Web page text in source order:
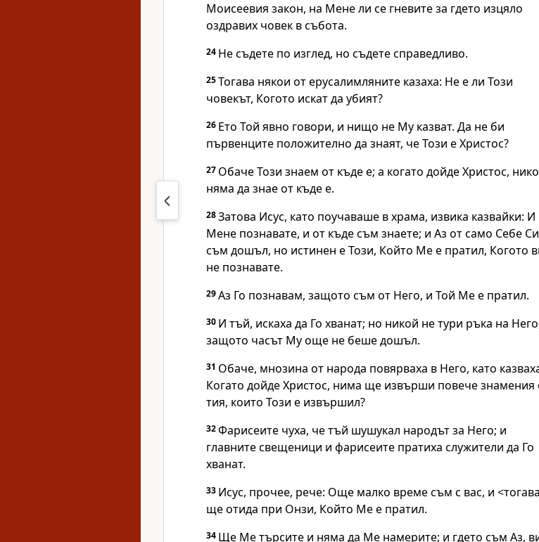
Моисеевия закон, на Мене ли се гневите за гдето изцяло
оздравих човек в събота.
24 Не съдете по изглед, но съдете справедливо.
25Тогава някои от ерусалимляните казаха: Не е ли Този
човекът, Когото искат да убият?
26 Ето Той явно говори, и нищо не Му казват. Да не би
първенците положително да знаят, че Този е Христос?
27 Обаче Този знаем от къде е; а когато дойде Христос,
няма да знае от къде е.
28Затова Исус, като поучаваше в храма, извика казвайки: И
Мене познавате, и от къде съм знаете; и Аз от само Себе
съм дошъл, но истинен е Този, Който Ме е пратил, Когото
не познавате.
29Аз Го познавам, защото съм от Него, и Той Ме е пратил.
30 И тъй, искаха да Го хванат; но никой не тури ръка на
защото часът Му още не беше дошъл.
31 Обаче, мнозина от народа повярваха в Него, като
Когато дойде Христос, нима ще извърши повече знамения
тия, които Този е извършил?
32Фарисеите чуха, че тъй шушукал народът за Него; и
главните свещеници и фарисеите пратиха служители да Го
хванат.
33 Исус, прочее, рече: Още малко време съм с вас, и
ще отида при Онзи, Който Ме е пратил.
34 Ще Ме търсите и няма да Ме намерите; и гдето съм Аз,